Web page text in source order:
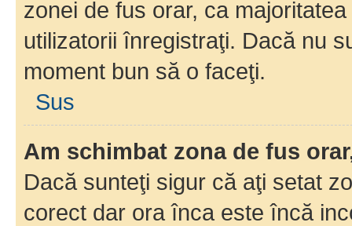
zonei de fus orar, ca
utilizatorii înregistraţi. Dacă nu
moment bun să o faceţi.
Sus
Am schimbat zona de fus
Dacă sunteţi sigur că aţi setat
corect dar ora înca este încă